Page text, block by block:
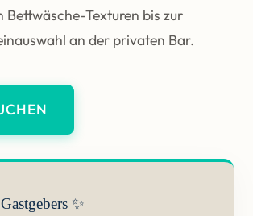
Bettwäsche-Texturen bis zur
an der privaten Bar.
✨